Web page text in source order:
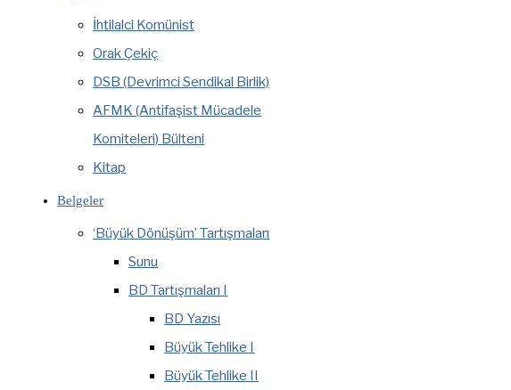
İhtilalci Komünist
Orak Çekiç
DSB (Devrimci Sendikal Birlik)
AFMK (Antifaşist Mücadele
Komiteleri) Bülteni
Kitap
Belgeler
‘Büyük Dönüşüm’ Tartışmaları
Sunu
BD Tartışmaları I
BD Yazısı
Büyük Tehlike I
Büyük Tehlike II